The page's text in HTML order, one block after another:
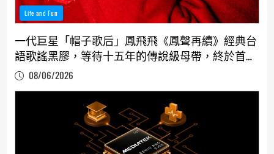
Life and Fun
一代巨星「帽子歌后」鳳飛飛《鳳聲再續》經典台
語歌謠黑膠，等待十五年的傳說級母帶，終於首度
解封！
08/06/2026